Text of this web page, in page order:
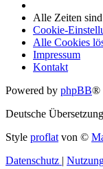
Alle Zeiten sind
Cookie-
Alle Cookies
Impressum
Kontakt
Powered by phpBB®
Deutsche
Style proflat von ©
Datenschutz |